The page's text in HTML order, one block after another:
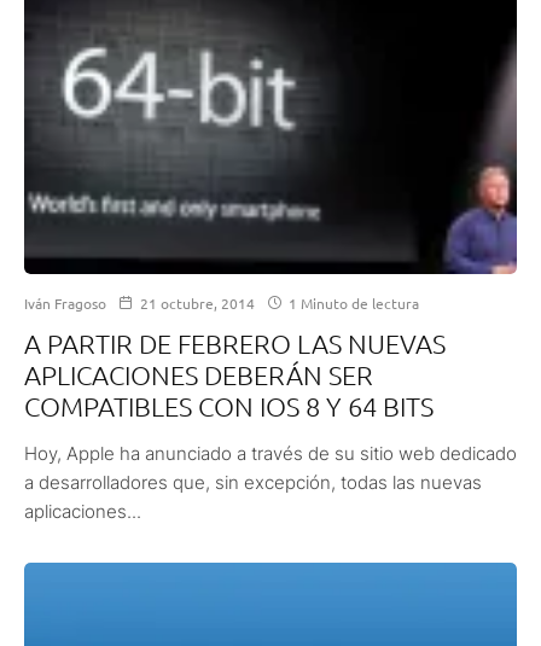
Iván Fragoso 21 octubre, 2014 1 Minuto de lectura
A PARTIR DE FEBRERO LAS NUEVAS
APLICACIONES DEBERÁN SER
COMPATIBLES CON IOS 8 Y 64 BITS
Hoy, Apple ha anunciado a través de su sitio web dedicado
a desarrolladores que, sin excepción, todas las nuevas
aplicaciones...